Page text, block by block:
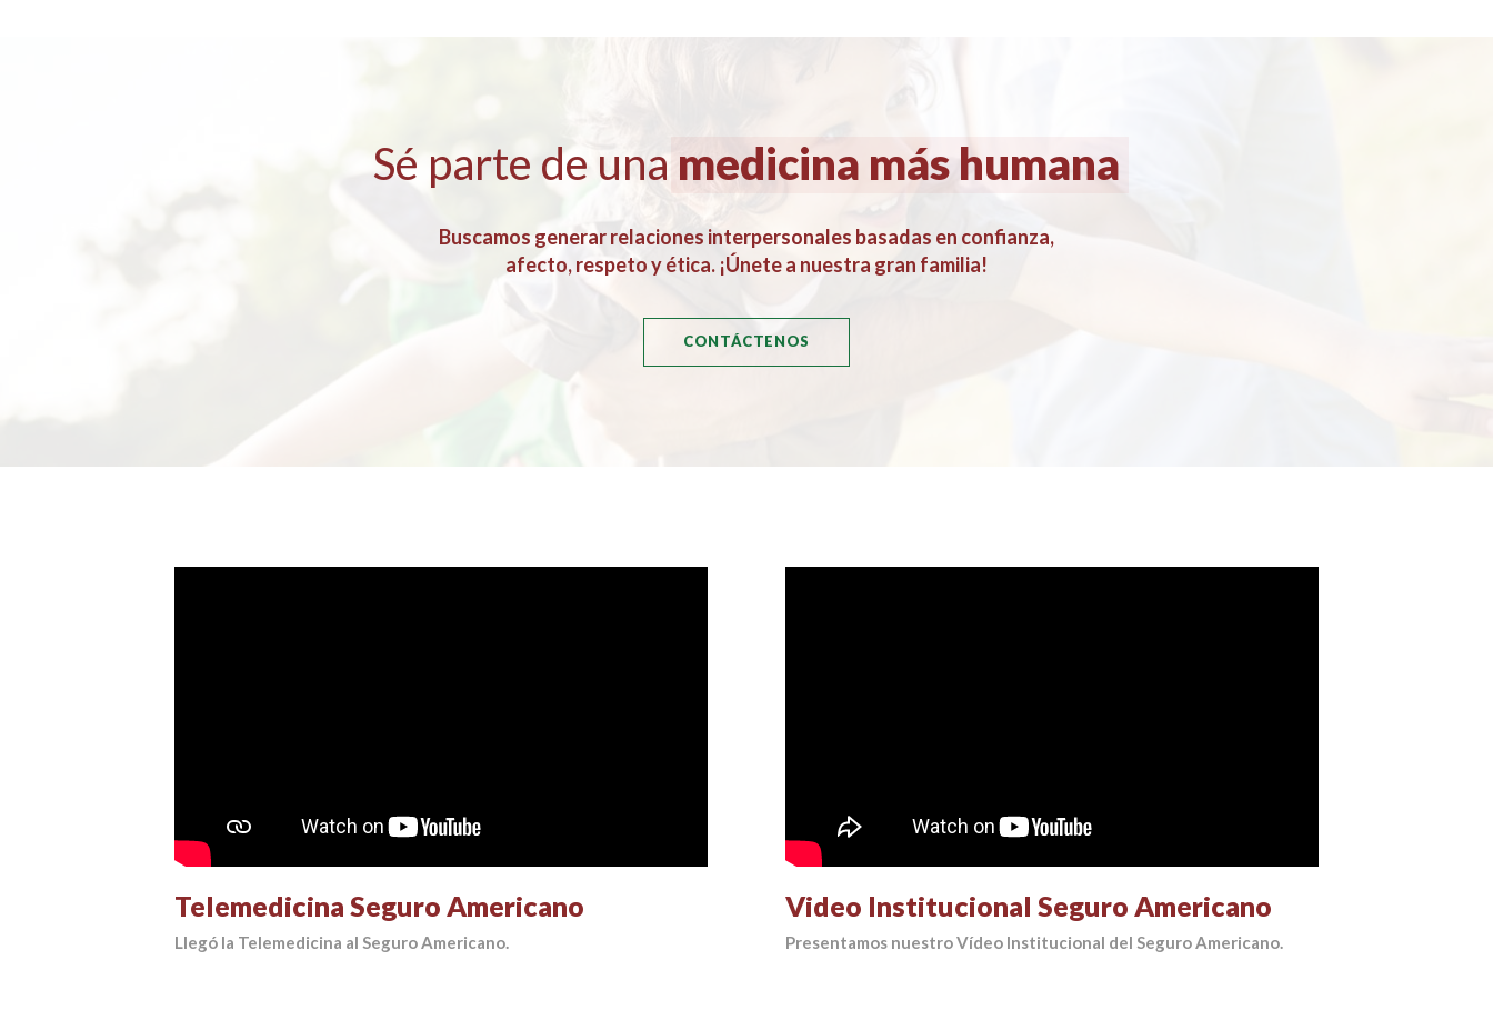
Sé parte de una medicina más humana
Buscamos generar relaciones interpersonales basadas en confianza,
afecto, respeto y ética. ¡Únete a nuestra gran familia!
CONTÁCTENOS
Telemedicina Seguro Americano
Llegó la Telemedicina al Seguro Americano.
Video Institucional Seguro Americano
Presentamos nuestro Vídeo Institucional del Seguro Americano.